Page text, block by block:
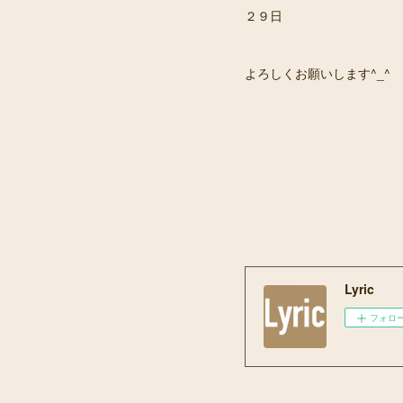
２９日
よろしくお願いします^_^
Lyric
フォロ